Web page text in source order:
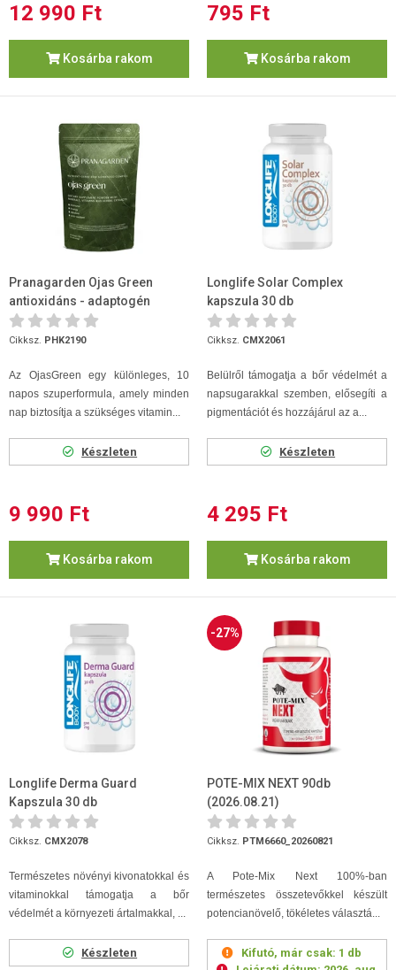
12 990 Ft
Kosárba rakom
795 Ft
Kosárba rakom
Pranagarden Ojas Green
antioxidáns - adaptogén
szuperformula 150g
Cikksz. PHK2190
Az OjasGreen egy különleges, 10
napos szuperformula, amely minden
nap biztosítja a szükséges vitamin...
Készleten
9 990 Ft
Kosárba rakom
Longlife Solar Complex
kapszula 30 db
Cikksz. CMX2061
Belülről támogatja a bőr védelmét a
napsugarakkal szemben, elősegíti a
pigmentációt és hozzájárul az a...
Készleten
4 295 Ft
Kosárba rakom
Longlife Derma Guard
Kapszula 30 db
Cikksz. CMX2078
Természetes növényi kivonatokkal és
vitaminokkal támogatja a bőr
védelméta környezeti ártalmakkal, ...
Készleten
-27%
POTE-MIX NEXT 90db
(2026.08.21)
Cikksz. PTM6660_20260821
A Pote-Mix Next 100%-ban
természetes összetevőkkel készült
potencianövelő, tökéletes választá...
Kifutó, már csak: 1 db